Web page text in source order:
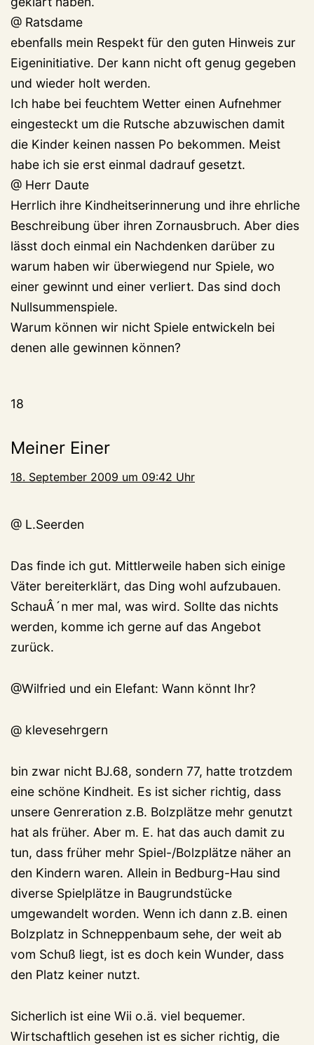
@ Ratsdame
ebenfalls mein Respekt für den guten Hinweis zur
Eigeninitiative. Der kann nicht oft genug gegeben
und wieder holt werden.
Ich habe bei feuchtem Wetter einen Aufnehmer
eingesteckt um die Rutsche abzuwischen damit
die Kinder keinen nassen Po bekommen. Meist
habe ich sie erst einmal dadrauf gesetzt.
@ Herr Daute
Herrlich ihre Kindheitserinnerung und ihre ehrliche
Beschreibung über ihren Zornausbruch. Aber dies
lässt doch einmal ein Nachdenken darüber zu
warum haben wir überwiegend nur Spiele, wo
einer gewinnt und einer verliert. Das sind doch
Nullsummenspiele.
Warum können wir nicht Spiele entwickeln bei
denen alle gewinnen können?
18
Meiner Einer
18. September 2009 um 09:42 Uhr
@ L.Seerden
Das finde ich gut. Mittlerweile haben sich einige
Väter bereiterklärt, das Ding wohl aufzubauen.
SchauÂ´n mer mal, was wird. Sollte das nichts
werden, komme ich gerne auf das Angebot
zurück.
@Wilfried und ein Elefant: Wann könnt Ihr?
@ klevesehrgern
bin zwar nicht BJ.68, sondern 77, hatte trotzdem
eine schöne Kindheit. Es ist sicher richtig, dass
unsere Genreration z.B. Bolzplätze mehr genutzt
hat als früher. Aber m. E. hat das auch damit zu
tun, dass früher mehr Spiel-/Bolzplätze näher an
den Kindern waren. Allein in Bedburg-Hau sind
diverse Spielplätze in Baugrundstücke
umgewandelt worden. Wenn ich dann z.B. einen
Bolzplatz in Schneppenbaum sehe, der weit ab
vom Schuß liegt, ist es doch kein Wunder, dass
den Platz keiner nutzt.
Sicherlich ist eine Wii o.ä. viel bequemer.
Wirtschaftlich gesehen ist es sicher richtig, die